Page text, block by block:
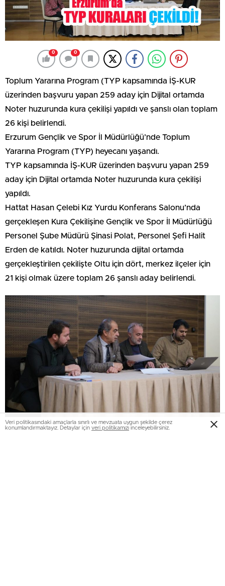
0 0
Toplum Yararına Program (TYP kapsamında İŞ-KUR
üzerinden başvuru yapan 259 aday için Dijital ortamda
Noter huzurunda kura çekilişi yapıldı ve şanslı olan toplam
26 kişi belirlendi.
Erzurum Gençlik ve Spor İl Müdürlüğü’nde Toplum
Yararına Program (TYP) heyecanı yaşandı.
TYP kapsamında İŞ-KUR üzerinden başvuru yapan 259
aday için Dijital ortamda Noter huzurunda kura çekilişi
yapıldı.
Hattat Hasan Çelebi Kız Yurdu Konferans Salonu’nda
gerçekleşen Kura Çekilişine Gençlik ve Spor İl Müdürlüğü
Personel Şube Müdürü Şinasi Polat, Personel Şefi Halit
Erden de katıldı. Noter huzurunda dijital ortamda
gerçekleştirilen çekilişte Oltu için dört, merkez ilçeler için
21 kişi olmak üzere toplam 26 şanslı aday belirlendi.
Veri politikasındaki amaçlarla sınırlı ve mevzuata uygun şekilde çerez
konumlandırmaktayız. Detaylar için veri politikamızı inceleyebilirsiniz.